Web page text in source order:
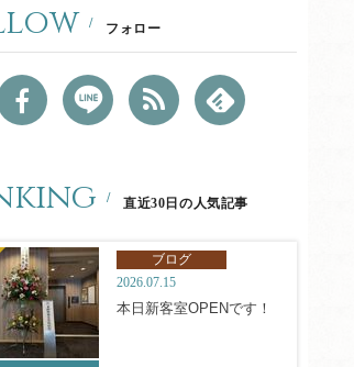
フォロー
直近30日の人気記事
ブログ
2026.07.15
本日新客室OPENです！